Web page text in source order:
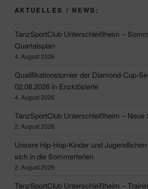
AKTUELLES / NEWS:
TanzSportClub Unterschleißheim –
Quartalsplan
4. August 2026
Qualifikationsturnier der Diamond-Cup-
02.08.2026 in Enzklösterle
4. August 2026
TanzSportClub Unterschleißheim – Neue
2. August 2026
Unsere Hip-Hop-Kinder und
sich in die Sommerferien
2. August 2026
TanzSportClub Unterschleißheim –